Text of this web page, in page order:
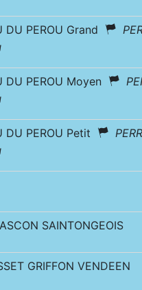
DU PEROU Grand
DU PEROU Moyen
DU PEROU Petit
SAINTONGEOIS
GRIFFON VENDEEN